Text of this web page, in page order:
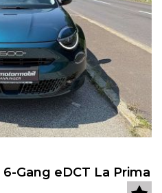
Gang eDCT La Prima